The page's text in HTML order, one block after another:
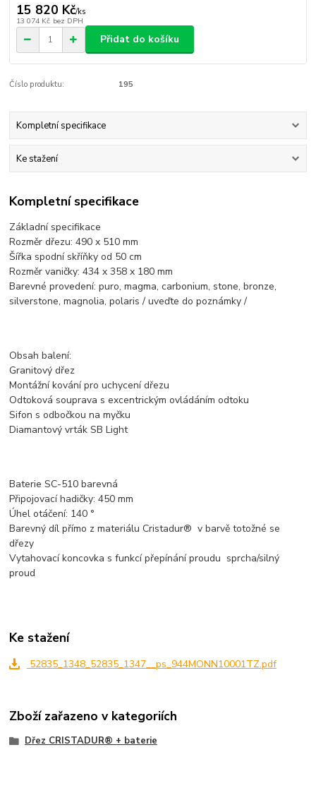
15 820 Kč/ks
13 074 Kč bez DPH
Přidat do košíku
Číslo produktu: 195
Kompletní specifikace
Ke stažení
Kompletní specifikace
Základní specifikace
Rozměr dřezu: 490 x 510 mm
Šířka spodní skříňky od 50 cm
Rozměr vaničky: 434 x 358 x 180 mm
Barevné provedení: puro, magma, carbonium, stone, bronze,
silverstone, magnolia, polaris / uveďte do poznámky /
Obsah balení:
Granitový dřez
Montážní kování pro uchycení dřezu
Odtoková souprava s excentrickým ovládáním odtoku
Sifon s odbočkou na myčku
Diamantový vrták SB Light
Baterie SC-510 barevná
Připojovací hadičky: 450 mm
Úhel otáčení: 140 °
Barevný díl přímo z materiálu Cristadur® v barvě totožné se
dřezy
Vytahovací koncovka s funkcí přepínání proudu sprcha/silný
proud
Ke stažení
52835_1348_52835_1347__ps_944MONN10001TZ.pdf
Zboží zařazeno v kategoriích
Dřez CRISTADUR® + baterie